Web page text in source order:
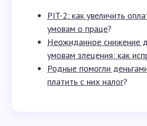
PIT-2: как увеличить
умовам о праце?
Неожиданное снижение
умовам злецения: как
Родные помогли
платить с них налог?